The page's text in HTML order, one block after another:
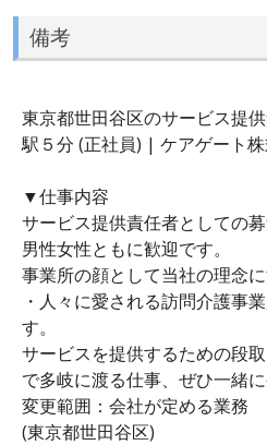
備考
東京都世田谷区のサービス提
駅５分 (正社員) | ケアゲート
▼仕事内容
サービス提供責任者としての募
男性女性ともに歓迎です。
事業所の顔として当社の理念
・人々に愛される訪問介護事
す。
サービスを提供するための段
で多岐に渡る仕事、ぜひ一緒
変更範囲：会社が定める業務
(東京都世田谷区)